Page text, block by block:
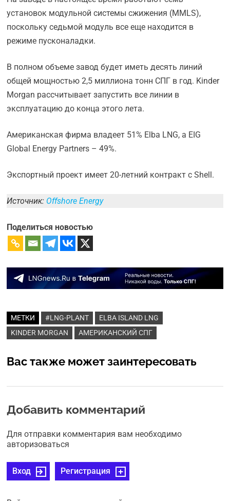
установок модульной системы сжижения (MMLS),
поскольку седьмой модуль все еще находится в
режиме пусконаладки.
В полном объеме завод будет иметь десять линий
общей мощностью 2,5 миллиона тонн СПГ в год. Kinder
Morgan рассчитывает запустить все линии в
эксплуатацию до конца этого лета.
Американская фирма владеет 51% Elba LNG, а EIG
Global Energy Partners – 49%.
Экспортный проект имеет 20-летний контракт с Shell.
Источник: Offshore Energy
Поделиться новостью
МЕТКИ #LNG-PLANT
ELBA ISLAND LNG
KINDER MORGAN
АМЕРИКАНСКИЙ СПГ
Вас также может заинтересовать
Добавить комментарий
Для отправки комментария вам необходимо
авторизоваться
Вход Регистрация